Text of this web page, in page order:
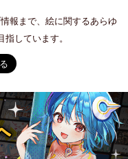
報まで、絵に関するあらゆ
しています。